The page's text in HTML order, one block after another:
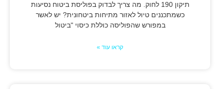
תיקון 190 לחוק. מה צריך לבדוק בפוליסת ביטוח נסיעות
כשמתכננים טיול לאזור מתיחות ביטחונית? יש לאשר
במפורש שהפוליסה כוללת כיסוי "ביטול
קראו עוד »